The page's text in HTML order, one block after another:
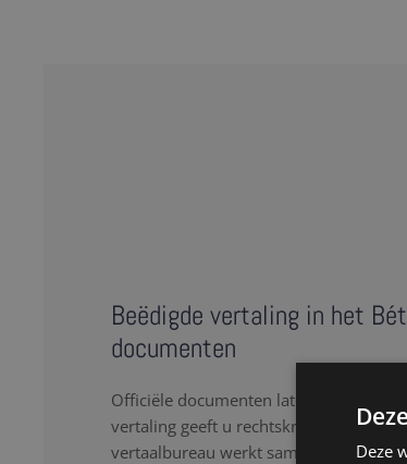
Beëdigde vertaling in het
documenten
Officiële documenten laten vertalen
vertaling geeft u rechtskracht aan een
vertaalbureau werkt samen met een
Deze